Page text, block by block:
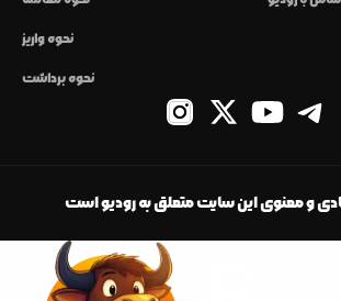
نحوه واریز
نحوه برداشت
و معنوی این سایت متعلق به رودیو است